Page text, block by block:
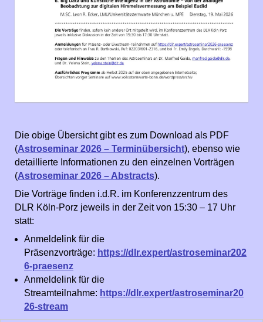
Die obige Übersicht gibt es zum Download als PDF
(Astroseminar 2026 – Terminübersicht), ebenso wie
detaillierte Informationen zu den einzelnen Vorträgen
(Astroseminar 2026 – Abstracts).
Die Vorträge finden i.d.R. im Konferenzzentrum des
DLR Köln-Porz jeweils in der Zeit von 15:30 – 17 Uhr
statt:
Anmeldelink für die
Präsenzvorträge: https://dlr.expert/astroseminar202
6-praesenz
Anmeldelink für die
Streamteilnahme: https://dlr.expert/astroseminar20
26-stream